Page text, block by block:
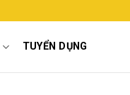
TUYỂN DỤNG